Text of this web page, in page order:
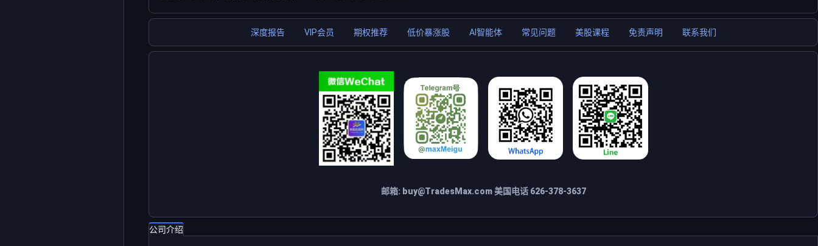
深度报告 VIP会员 期权推荐 低价暴涨股 AI智能体 常见问题 美股课程 免责声明 联系我们
邮箱: buy@TradesMax.com美国电话 626-378-3637
公司介绍